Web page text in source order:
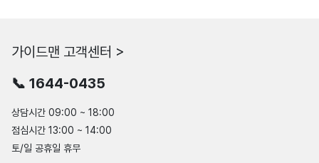
가이드맨 고객센터 >
📞 1644-0435
상담시간 09:00 ~ 18:00
점심시간 13:00 ~ 14:00
토/일 공휴일 휴무